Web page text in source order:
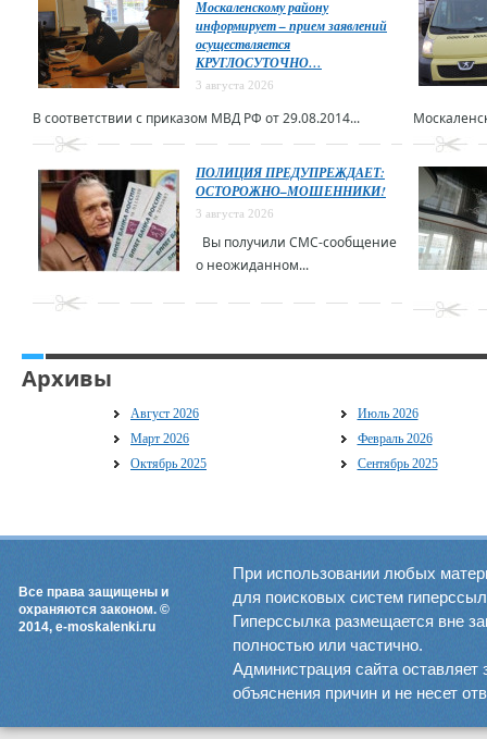
Москаленскому району
информирует – прием заявлений
осуществляется
КРУГЛОСУТОЧНО…
3 августа 2026
В соответствии с приказом МВД РФ от 29.08.2014...
ПОЛИЦИЯ ПРЕДУПРЕЖДАЕТ:
ОСТОРОЖНО–МОШЕННИКИ!
3 августа 2026
Вы получили СМС-сообщение
о неожиданном...
Архивы
Август 2026
Июль 2026
Март 2026
Февраль 2026
Октябрь 2025
Сентябрь 2025
Все права защищены и
охраняются законом. ©
2014, e-moskalenki.ru
При использовании любых
для поисковых систем
Гиперссылка размещается вне
полностью или частично.
Администрация сайта оставляет
объяснения причин и не несет